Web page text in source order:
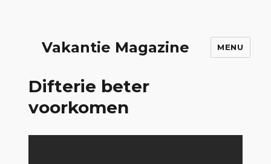
Vakantie Magazine MENU
Difterie beter
voorkomen